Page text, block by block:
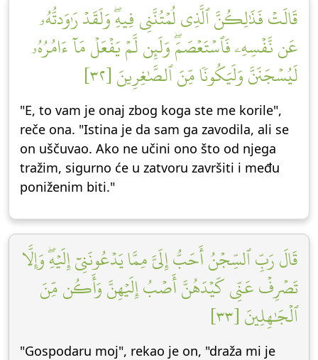
قَالَتۡ فَذَٰلِكُنَّ ٱلَّذِي لُمۡتُنَّنِي فِيهِۖ وَلَقَدۡ رَٰوَدتُّهُۥ
عَن نَّفۡسِهِۦ فَٱسۡتَعۡصَمَۖ وَلَئِن لَّمۡ يَفۡعَلۡ مَآ ءَامُرُهُۥ
لَيُسۡجَنَنَّ وَلَيَكُونٗا مِّنَ ٱلصَّٰغِرِينَ [٣٢]
"E, to vam je onaj zbog koga ste me korile",
reče ona. "Istina je da sam ga zavodila, ali se
on uščuvao. Ako ne učini ono što od njega
tražim, sigurno će u zatvoru završiti i među
poniženim biti."
قَالَ رَبِّ ٱلسِّجۡنُ أَحَبُّ إِلَيَّ مِمَّا يَدۡعُونَنِيٓ إِلَيۡهِۖ وَإِلَّا
تَصۡرِفۡ عَنِّي كَيۡدَهُنَّ أَصۡبُ إِلَيۡهِنَّ وَأَكُن مِّنَ
ٱلۡجَٰهِلِينَ [٣٣]
"Gospodaru moj", rekao je on, "draža mi je